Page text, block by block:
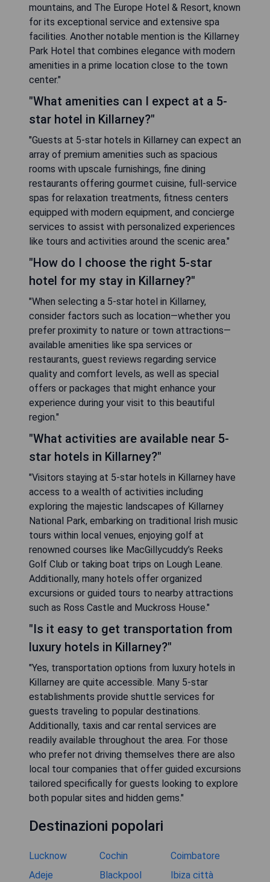
mountains, and The Europe Hotel & Resort, known
for its exceptional service and extensive spa
facilities. Another notable mention is the Killarney
Park Hotel that combines elegance with modern
amenities in a prime location close to the town
center."
"What amenities can I expect at a 5-
star hotel in Killarney?"
"Guests at 5-star hotels in Killarney can expect an
array of premium amenities such as spacious
rooms with upscale furnishings, fine dining
restaurants offering gourmet cuisine, full-service
spas for relaxation treatments, fitness centers
equipped with modern equipment, and concierge
services to assist with personalized experiences
like tours and activities around the scenic area."
"How do I choose the right 5-star
hotel for my stay in Killarney?"
"When selecting a 5-star hotel in Killarney,
consider factors such as location—whether you
prefer proximity to nature or town attractions—
available amenities like spa services or
restaurants, guest reviews regarding service
quality and comfort levels, as well as special
offers or packages that might enhance your
experience during your visit to this beautiful
region."
"What activities are available near 5-
star hotels in Killarney?"
"Visitors staying at 5-star hotels in Killarney have
access to a wealth of activities including
exploring the majestic landscapes of Killarney
National Park, embarking on traditional Irish music
tours within local venues, enjoying golf at
renowned courses like MacGillycuddy’s Reeks
Golf Club or taking boat trips on Lough Leane.
Additionally, many hotels offer organized
excursions or guided tours to nearby attractions
such as Ross Castle and Muckross House."
"Is it easy to get transportation from
luxury hotels in Killarney?"
"Yes, transportation options from luxury hotels in
Killarney are quite accessible. Many 5-star
establishments provide shuttle services for
guests traveling to popular destinations.
Additionally, taxis and car rental services are
readily available throughout the area. For those
who prefer not driving themselves there are also
local tour companies that offer guided excursions
tailored specifically for guests looking to explore
both popular sites and hidden gems."
Destinazioni popolari
Lucknow Cochin
Coimbatore
Adeje
Blackpool Ibiza città